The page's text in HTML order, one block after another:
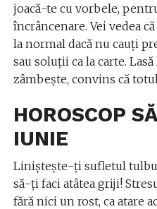
joacă-te cu vorbele,
încrâncenare. Vei vedea
la normal dacă nu cauţi
sau soluţii ca la carte.
zâmbeşte, convins că
HOROSCOP
IUNIE
Linişteşte-ţi sufletul
să-ţi faci atâtea griji!
fără nici un rost, ca atare